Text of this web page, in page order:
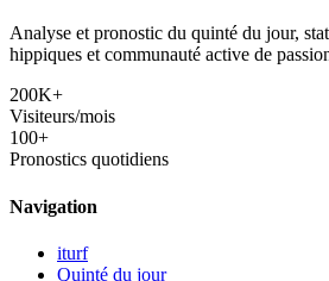
Analyse et pronostic du quinté du jour,
hippiques et communauté active de
200K+
Visiteurs/mois
100+
Pronostics quotidiens
Navigation
iturf
Quinté du jour